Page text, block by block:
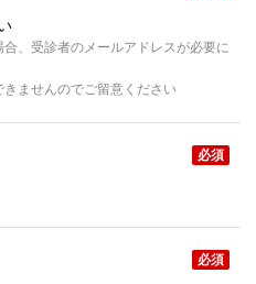
、受診者のメールアドレスが必要に
ませんのでご留意ください
必須
必須